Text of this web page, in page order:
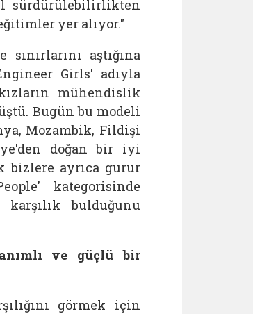
sürdürülebilirlikten
yer alıyor."
aştığına
Girls' adıyla
mühendislik
Bugün bu modeli
Mozambik, Fildişi
doğan bir iyi
bizlere ayrıca gurur
kategorisinde
bulduğunu
ve güçlü bir
görmek için